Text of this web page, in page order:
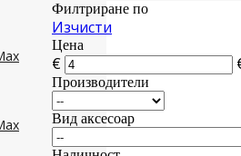
Филтриране по
Изчисти
Цена
€
Производители
Вид аксесоар